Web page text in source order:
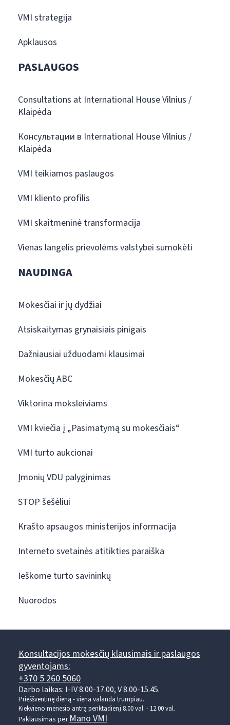
VMI strategija
Apklausos
PASLAUGOS
Consultations at International House Vilnius /
Klaipėda
Консультации в International House Vilnius /
Klaipėda
VMI teikiamos paslaugos
VMI kliento profilis
VMI skaitmeninė transformacija
Vienas langelis prievolėms valstybei sumokėti
NAUDINGA
Mokesčiai ir jų dydžiai
Atsiskaitymas grynaisiais pinigais
Dažniausiai užduodami klausimai
Mokesčių ABC
Viktorina moksleiviams
VMI kviečia į „Pasimatymą su mokesčiais“
VMI turto aukcionai
Įmonių VDU palyginimas
STOP šešėliui
Krašto apsaugos ministerijos informacija
Interneto svetainės atitikties paraiška
Ieškome turto savininkų
Nuorodos
Konsultacijos mokesčių klausimais ir paslaugos
gyventojams:
+370 5 260 5060
Darbo laikas: I-IV 8.00-17.00, V 8.00-15.45.
Prieššventinę dieną - viena valanda trumpiau.
Kiekvieno mėnesio antrą penktadienį 8.00 val. - 12.00 val.
Paklausimas per Mano VMI